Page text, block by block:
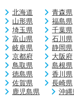
北海道 青森県
山形県
福島県
埼玉県
千葉県
富山県
石川県
岐阜県
静岡県
京都府
大阪府
鳥取県
島根県
徳島県
香川県
佐賀県
長崎県
鹿児島県
沖縄